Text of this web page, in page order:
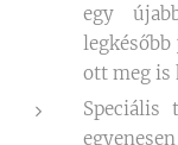
egy
legkésőbb
ott meg is